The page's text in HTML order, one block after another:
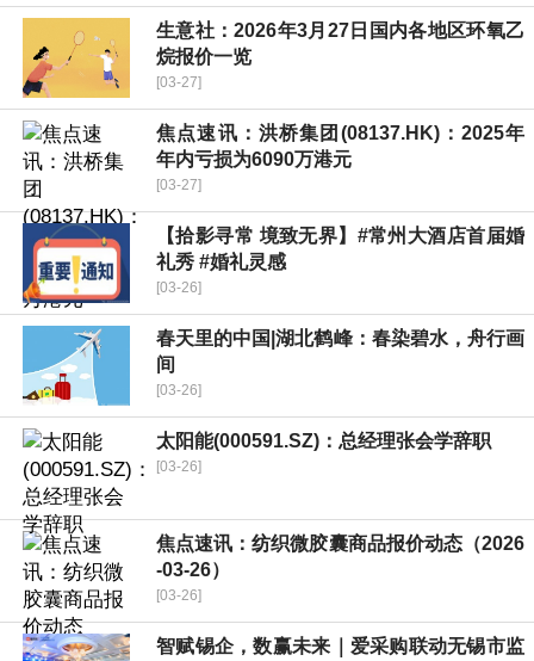
生意社：2026年3月27日国内各地区环氧乙
烷报价一览
[03-27]
焦点速讯：洪桥集团(08137.HK)：2025年
年内亏损为6090万港元
[03-27]
【拾影寻常 境致无界】#常州大酒店首届婚
礼秀 #婚礼灵感
[03-26]
春天里的中国|湖北鹤峰：春染碧水，舟行画
间
[03-26]
太阳能(000591.SZ)：总经理张会学辞职
[03-26]
焦点速讯：纺织微胶囊商品报价动态（2026
-03-26）
[03-26]
智赋锡企，数赢未来｜爱采购联动无锡市监